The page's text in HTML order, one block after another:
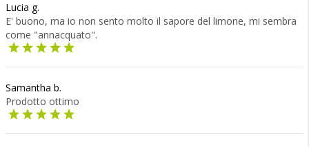
Lucia g.
E' buono, ma io non sento molto il sapore del limone, mi sembra
come "annacquato".
Samantha b.
Prodotto ottimo